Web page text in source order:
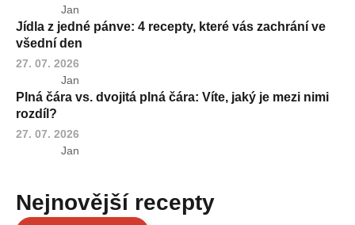
Jan
Jídla z jedné pánve: 4 recepty, které vás zachrání ve
všední den
27. 07. 2026
Jan
Plná čára vs. dvojitá plná čára: Víte, jaký je mezi nimi
rozdíl?
27. 07. 2026
Jan
Nejnovější recepty